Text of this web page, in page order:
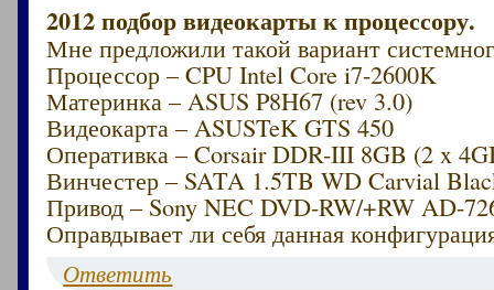
2012 подбор видеокарты к процессору.
Мне предложили такой вариант
Процессор – CPU Intel Core i7-2600K
Материнка – ASUS P8H67 (rev 3.0)
Видеокарта – ASUSTeK GTS 450
Оперативка – Corsair DDR-III 8GB (2 x
Винчестер – SATA 1.5TB WD Carvial
Привод – Sony NEC DVD-RW/+RW AD-
Оправдывает ли себя данная
Ответить